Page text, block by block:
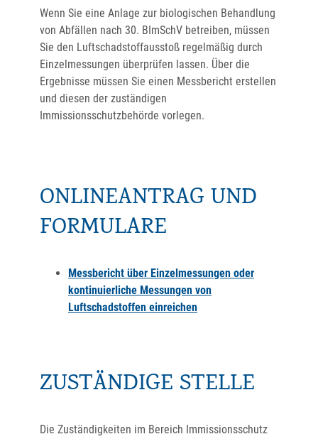
Wenn Sie eine Anlage zur biologischen Behandlung
von Abfällen nach 30. BImSchV betreiben, müssen
Sie den Luftschadstoffausstoß regelmäßig durch
Einzelmessungen überprüfen lassen. Über die
Ergebnisse müssen Sie einen Messbericht erstellen
und diesen der zuständigen
Immissionsschutzbehörde vorlegen.
ONLINEANTRAG UND
FORMULARE
Messbericht über Einzelmessungen oder
kontinuierliche Messungen von
Luftschadstoffen einreichen
ZUSTÄNDIGE STELLE
Die Zuständigkeiten im Bereich Immissionsschutz